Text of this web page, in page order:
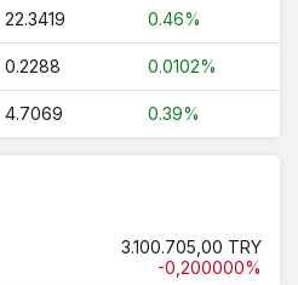
22.3419 0.46%
0.2288 0.0102%
4.7069 0.39%
3.100.705,00 TRY
-0,200000%